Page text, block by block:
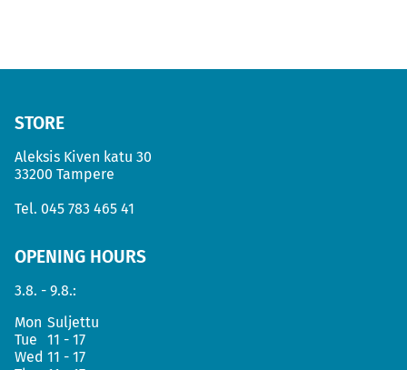
STORE
Aleksis Kiven katu 30
33200 Tampere
Tel. 045 783 465 41
OPENING HOURS
3.8. - 9.8.:
Mon Suljettu
Tue
11 - 17
Wed 11 - 17